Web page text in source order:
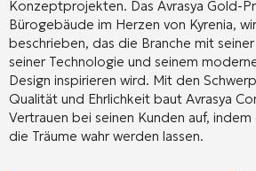
Konzeptprojekten. Das Avrasya Gold-
Bürogebäude im Herzen von Kyrenia,
beschrieben, das die Branche mit
seiner Technologie und seinem
Design inspirieren wird. Mit den
Qualität und Ehrlichkeit baut Avrasya
Vertrauen bei seinen Kunden auf,
die Träume wahr werden lassen.